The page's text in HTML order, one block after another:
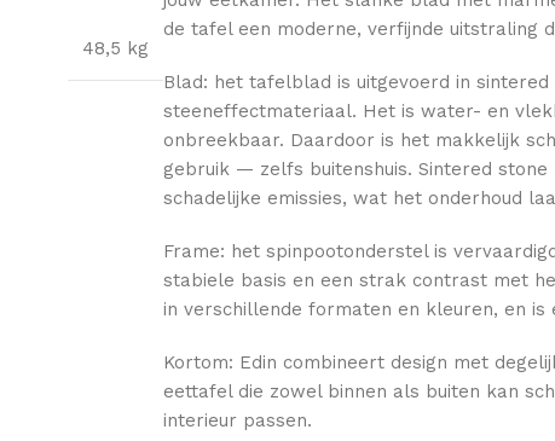
48,5 kg
de tafel een moderne, verfijnde uitstraling
Blad: het tafelblad is uitgevoerd in
steeneffectmateriaal. Het is water- en
onbreekbaar. Daardoor is het makkelijk
gebruik — zelfs buitenshuis. Sintered
schadelijke emissies, wat het onderhoud
Frame: het spinpootonderstel is
stabiele basis en een strak contrast met
in verschillende formaten en kleuren, en is
Kortom: Edin combineert design met
eettafel die zowel binnen als buiten kan
interieur passen.